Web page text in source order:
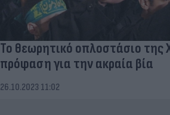
Το θεωρητικό οπλοστάσιο της
πρόφαση για την ακραία βία
26.10.2023 11:02